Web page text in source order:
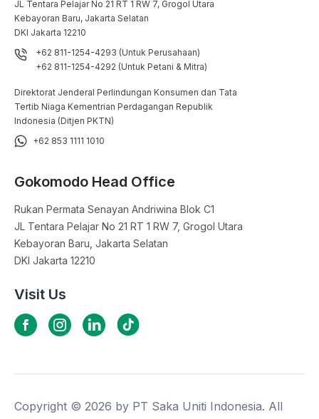
JL Tentara Pelajar No 21 RT 1 RW 7, Grogol Utara
Kebayoran Baru, Jakarta Selatan
DKI Jakarta 12210
+62 811-1254-4293 (Untuk Perusahaan)
+62 811-1254-4292 (Untuk Petani & Mitra)
Direktorat Jenderal Perlindungan Konsumen dan Tata
Tertib Niaga Kementrian Perdagangan Republik
Indonesia (Ditjen PKTN)
+62 853 1111 1010
Gokomodo Head Office
Rukan Permata Senayan Andriwina Blok C1
JL Tentara Pelajar No 21 RT 1 RW 7, Grogol Utara
Kebayoran Baru, Jakarta Selatan
DKI Jakarta 12210
Visit Us
Copyright © 2026 by PT Saka Uniti Indonesia. All